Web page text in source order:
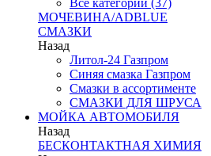
Все категории (37)
МОЧЕВИНА/ADBLUE
СМАЗКИ
Назад
Литол-24 Газпром
Синяя смазка Газпром
Смазки в ассортименте
СМАЗКИ ДЛЯ ШРУСА
МОЙКА АВТОМОБИЛЯ
Назад
БЕСКОНТАКТНАЯ ХИМИЯ